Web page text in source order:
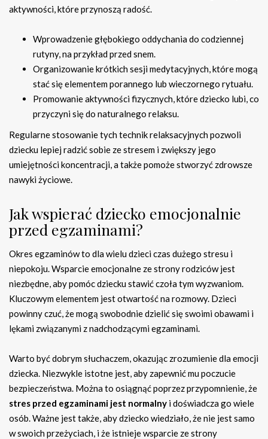
aktywności, które przynoszą radość.
Wprowadzenie głębokiego oddychania do codziennej
rutyny, na przykład przed snem.
Organizowanie krótkich sesji medytacyjnych, które mogą
stać się elementem porannego lub wieczornego rytuału.
Promowanie aktywności fizycznych, które dziecko lubi, co
przyczyni się do naturalnego relaksu.
Regularne stosowanie tych technik relaksacyjnych pozwoli
dziecku lepiej radzić sobie ze stresem i zwiększy jego
umiejętności koncentracji, a także pomoże stworzyć zdrowsze
nawyki życiowe.
Jak wspierać dziecko emocjonalnie
przed egzaminami?
Okres egzaminów to dla wielu dzieci czas dużego stresu i
niepokoju. Wsparcie emocjonalne ze strony rodziców jest
niezbędne, aby pomóc dziecku stawić czoła tym wyzwaniom.
Kluczowym elementem jest otwartość na rozmowy. Dzieci
powinny czuć, że mogą swobodnie dzielić się swoimi obawami i
lękami związanymi z nadchodzącymi egzaminami.
Warto być dobrym słuchaczem, okazując zrozumienie dla emocji
dziecka. Niezwykle istotne jest, aby zapewnić mu poczucie
bezpieczeństwa. Można to osiągnąć poprzez przypomnienie, że
stres przed egzaminami jest normalny i doświadcza go wiele
osób. Ważne jest także, aby dziecko wiedziało, że nie jest samo
w swoich przeżyciach, i że istnieje wsparcie ze strony